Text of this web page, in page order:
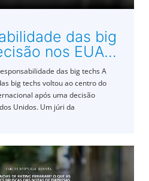
das big
nos EUA...
das big techs A
big techs voltou ao centro do
após uma decisão
Unidos. Um júri da